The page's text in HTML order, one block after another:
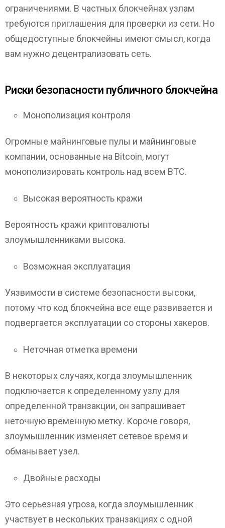
ограничениями. В частных блокчейнах узлам
требуются приглашения для проверки из сети. Но
общедоступные блокчейны имеют смысл, когда
вам нужно децентрализовать сеть.
Риски безопасности публичного блокчейна
Монополизация контроля
Огромные майнинговые пулы и майнинговые
компании, основанные на Bitcoin, могут
монополизировать контроль над всем ВТС.
Высокая вероятность кражи
Вероятность кражи криптовалюты
злоумышленниками высока.
Возможная эксплуатация
Уязвимости в системе безопасности высоки,
потому что код блокчейна все еще развивается и
подвергается эксплуатации со стороны хакеров.
Неточная отметка времени
В некоторых случаях, когда злоумышленник
подключается к определенному узлу для
определенной транзакции, он запрашивает
неточную временную метку. Короче говоря,
злоумышленник изменяет сетевое время и
обманывает узел.
Двойные расходы
Это серьезная угроза, когда злоумышленник
участвует в нескольких транзакциях с одной